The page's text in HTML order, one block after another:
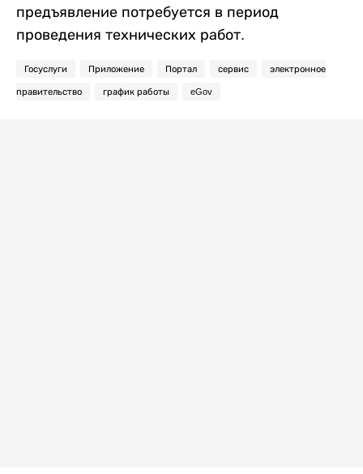
предъявление потребуется в период
проведения технических работ.
Госуслуги Приложение Портал сервис электронное
правительство график работы eGov